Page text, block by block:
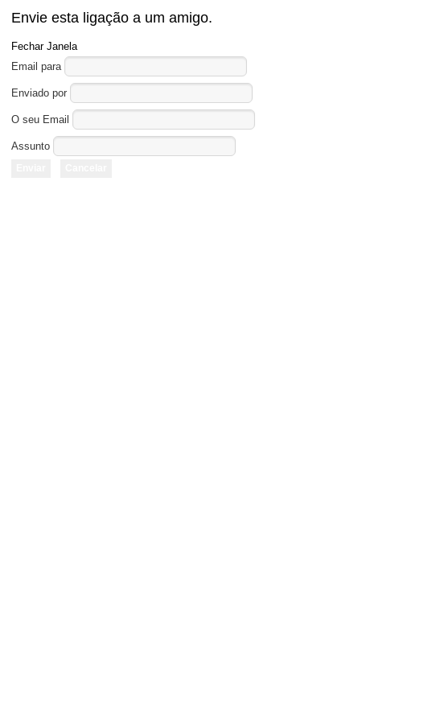
Envie esta ligação a um amigo.
Fechar Janela
Email para
Enviado por
O seu Email
Assunto